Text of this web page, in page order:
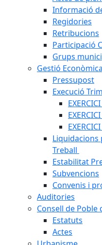
Informació
Regidories
Retribucions
Participació
Grups
Gestió Econòmica
Pressupost
Execució
Liquidacions
Treball
Estabilitat
Subvencions
Convenis i
Auditories
Consell de Poble
Estatuts
Actes